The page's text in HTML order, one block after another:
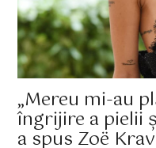
„Mereu mi-au
îngrijire a pielii
a spus Zoë